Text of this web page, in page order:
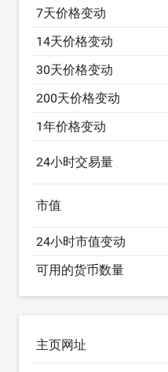
7天价格变动
14天价格变动
30天价格变动
200天价格变动
1年价格变动
24小时交易量
市值
24小时市值变动
可用的货币数量
主页网址